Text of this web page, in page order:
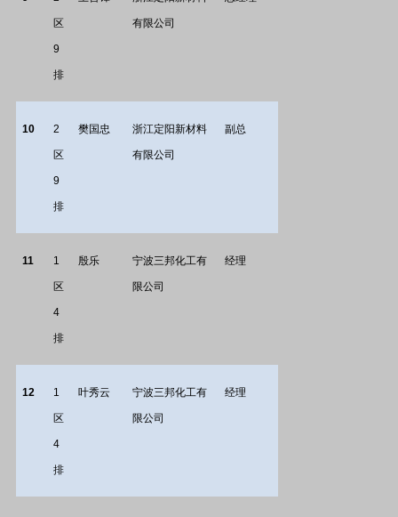
区
9
排
有限公司
10 2
区
9
排
樊国忠 浙江定阳新材料
有限公司
副总
11 1
区
4
排
殷乐 宁波三邦化工有
限公司
经理
12 1
区
4
排
叶秀云 宁波三邦化工有
限公司
经理